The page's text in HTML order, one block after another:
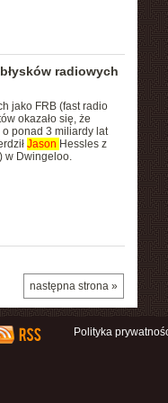
radiowych
jako FRB (fast radio
okazało się, że
ponad 3 miliardy lat
Jason Hessles z
w Dwingeloo.
następna strona »
Polityka